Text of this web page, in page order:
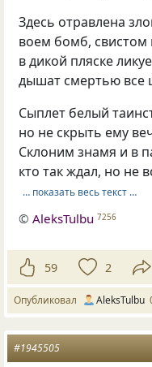
Здесь отравлена
воем бомб, свистом
в дикой пляске
дышат смертью все
Сыплет белый
но не скрыть ему
Склоним знамя и в
кто так ждал, но не
… показать весь текст …
©AleksTulbu 7256
59 2
Опубликовал AleksTulbu
#1945505